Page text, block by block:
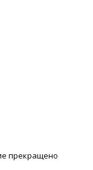
прекращено